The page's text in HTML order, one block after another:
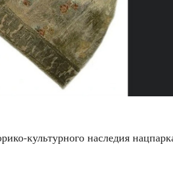
куль­тур­но­го насле­дия